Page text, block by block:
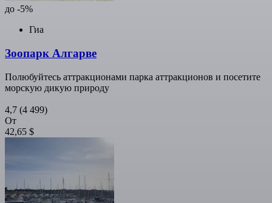
до -5%
Гиа
Зоопарк Алгарве
Полюбуйтесь аттракционами парка аттракционов и посетите
морскую дикую природу
4,7 (4 499)
От
42,65 $